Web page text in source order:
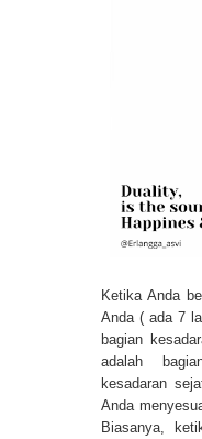
Ketika Anda
Anda ( ada 7
bagian
adalah
kesadaran
Anda
Biasanya,